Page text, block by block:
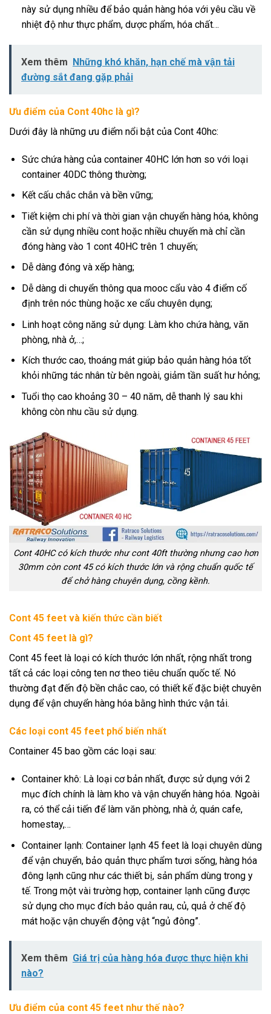
này sử dụng nhiều để bảo quản hàng hóa với yêu cầu về
nhiệt độ như thực phẩm, dược phẩm, hóa chất…
Xem thêm Những khó khăn, hạn chế mà vận tải
đường sắt đang gặp phải
Ưu điểm của Cont 40hc là gì?
Dưới đây là những ưu điểm nổi bật của Cont 40hc:
Sức chứa hàng của container 40HC lớn hơn so với loại
container 40DC thông thường;
Kết cấu chắc chắn và bền vững;
Tiết kiệm chi phí và thời gian vận chuyển hàng hóa, không
cần sử dụng nhiều cont hoặc nhiều chuyến mà chỉ cần
đóng hàng vào 1 cont 40HC trên 1 chuyến;
Dễ dàng đóng và xếp hàng;
Dễ dàng di chuyển thông qua mooc cẩu vào 4 điểm cố
định trên nóc thùng hoặc xe cẩu chuyên dụng;
Linh hoạt công năng sử dụng: Làm kho chứa hàng, văn
phòng, nhà ở,…;
Kích thước cao, thoáng mát giúp bảo quản hàng hóa tốt
khỏi những tác nhân từ bên ngoài, giảm tần suất hư hỏng;
Tuổi thọ cao khoảng 30 – 40 năm, dễ thanh lý sau khi
không còn nhu cầu sử dụng.
Cont 40HC có kích thước như cont 40ft thường nhưng cao hơn
30mm còn cont 45 có kích thước lớn và rộng chuẩn quốc tế
để chở hàng chuyên dụng, cồng kềnh.
Cont 45 feet và kiến thức cần biết
Cont 45 feet là gì?
Cont 45 feet là loại có kích thước lớn nhất, rộng nhất trong
tất cả các loại công ten nơ theo tiêu chuẩn quốc tế. Nó
thường đạt đến độ bền chắc cao, có thiết kế đặc biệt chuyên
dụng để vận chuyển hàng hóa bằng hình thức vận tải.
Các loại cont 45 feet phổ biến nhất
Container 45 bao gồm các loại sau:
Container khô: Là loại cơ bản nhất, được sử dụng với 2
mục đích chính là làm kho và vận chuyển hàng hóa. Ngoài
ra, có thể cải tiến để làm văn phòng, nhà ở, quán cafe,
homestay,…
Container lạnh: Container lạnh 45 feet là loại chuyên dùng
để vận chuyển, bảo quản thực phẩm tươi sống, hàng hóa
đông lạnh cũng như các thiết bị, sản phẩm dùng trong y
tế. Trong một vài trường hợp, container lạnh cũng được
sử dụng cho mục đích bảo quản rau, củ, quả ở chế độ
mát hoặc vận chuyển động vật “ngủ đông”.
Xem thêm Giá trị của hàng hóa được thực hiện khi
nào?
Ưu điểm của cont 45 feet như thế nào?